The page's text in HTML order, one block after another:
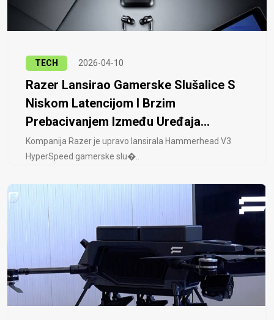
TECH 2026-04-10
Razer Lansirao Gamerske Slušalice S
Niskom Latencijom I Brzim
Prebacivanjem Između Uređaja...
Kompanija Razer je upravo lansirala Hammerhead V3
HyperSpeed ​​gamerske slu�..